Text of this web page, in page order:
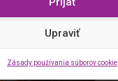
Upraviť
Zásady používania súborov cookie